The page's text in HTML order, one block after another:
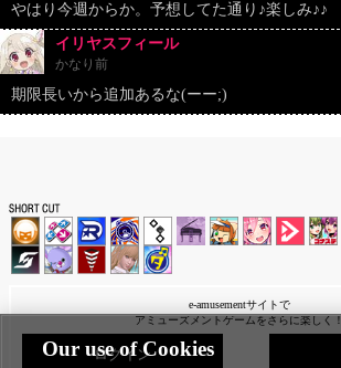
やはり今週からか。予想してた通り♪楽しみ♪♪
イリヤスフィール
かなり前
期限長いから追加あるな(ーー;)
e-amusementサイトで
アミューズメントゲームをさらに楽しく！
ログイン
Our use of Cookies